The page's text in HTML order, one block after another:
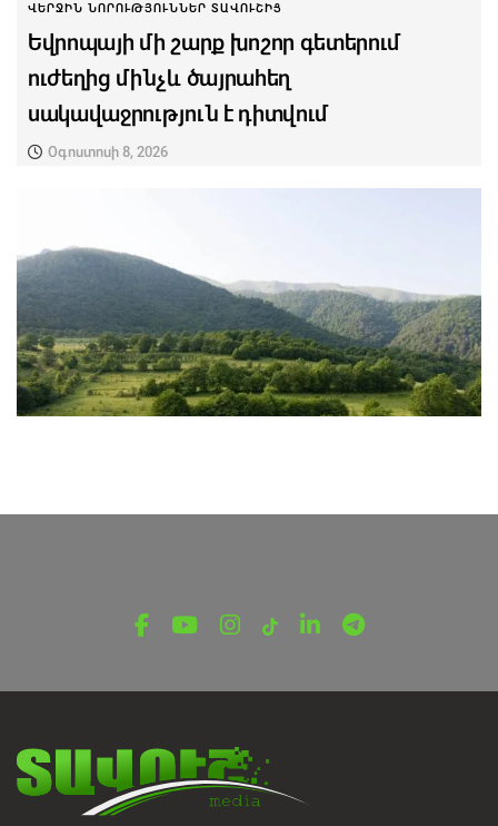
ՎԵՐՋԻՆ ՆՈՐՈՒԹՅՈՒՆՆԵՐ ՏԱՎՈՒՇԻՑ
Եվրոպայի մի շարք խոշոր գետերում
ուժեղից մինչև ծայրահեղ
սակավաջրություն է դիտվում
Օգոստոսի 8, 2026
հայտնաբերվել են մոլորված